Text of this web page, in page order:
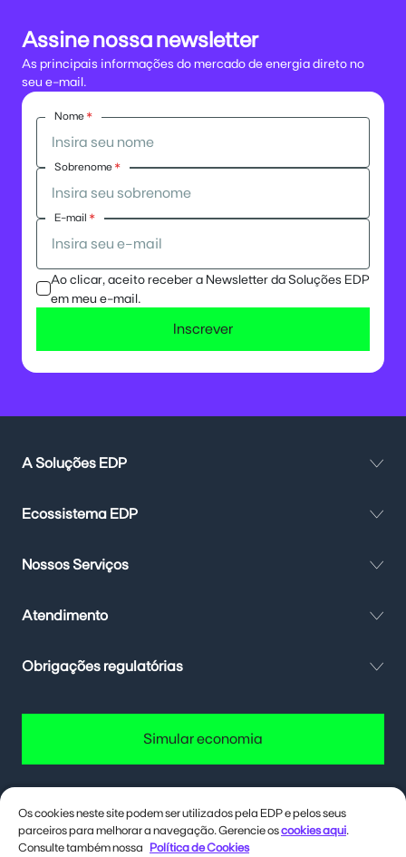
Quer até 40% de desconto na conta
de energia? Deixa eu te contar como.
Assine nossa newsletter
As principais informações do mercado de energia direto no
seu e-mail.
Nome *
Sobrenome *
E-mail *
Ao clicar, aceito receber a Newsletter da Soluções EDP
em meu e-mail.
Inscrever
A Soluções EDP
Ecossistema EDP
Nossos Serviços
Atendimento
Obrigações regulatórias
Simular economia
Os cookies neste site podem ser utilizados pela EDP e pelos seus
parceiros para melhorar a navegação. Gerencie oscookies aqui.
Consulte também nossa
Política de Cookies